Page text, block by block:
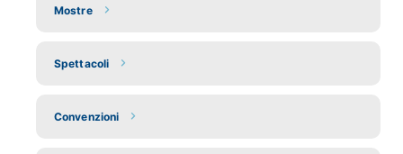
Mostre
Spettacoli
Convenzioni